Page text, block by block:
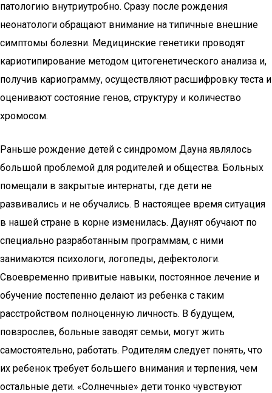
патологию внутриутробно. Сразу после рождения
неонатологи обращают внимание на типичные внешние
симптомы болезни. Медицинские генетики проводят
кариотипирование методом цитогенетического анализа и,
получив кариограмму, осуществляют расшифровку теста и
оценивают состояние генов, структуру и количество
хромосом.
Раньше рождение детей с синдромом Дауна являлось
большой проблемой для родителей и общества. Больных
помещали в закрытые интернаты, где дети не
развивались и не обучались. В настоящее время ситуация
в нашей стране в корне изменилась. Даунят обучают по
специально разработанным программам, с ними
занимаются психологи, логопеды, дефектологи.
Своевременно привитые навыки, постоянное лечение и
обучение постепенно делают из ребенка с таким
расстройством полноценную личность. В будущем,
повзрослев, больные заводят семьи, могут жить
самостоятельно, работать. Родителям следует понять, что
их ребенок требует большего внимания и терпения, чем
остальные дети. «Солнечные» дети тонко чувствуют